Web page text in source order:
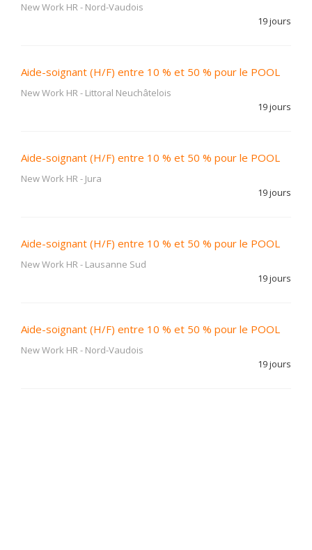
New Work HR- Nord-Vaudois
19 jours
Aide-soignant (H/F) entre 10 % et 50 % pour le POOL
New Work HR- Littoral Neuchâtelois
19 jours
Aide-soignant (H/F) entre 10 % et 50 % pour le POOL
New Work HR- Jura
19 jours
Aide-soignant (H/F) entre 10 % et 50 % pour le POOL
New Work HR- Lausanne Sud
19 jours
Aide-soignant (H/F) entre 10 % et 50 % pour le POOL
New Work HR- Nord-Vaudois
19 jours